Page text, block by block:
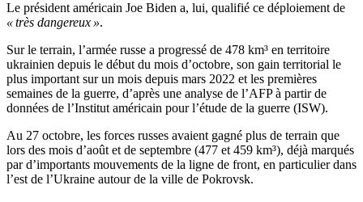
Le président américain Joe Biden a, lui, qualifié ce déploiement de
« très dangereux ».
Sur le terrain, l’armée russe a progressé de 478 km³ en territoire
ukrainien depuis le début du mois d’octobre, son gain territorial le
plus important sur un mois depuis mars 2022 et les premières
semaines de la guerre, d’après une analyse de l’AFP à partir de
données de l’Institut américain pour l’étude de la guerre (ISW).
Au 27 octobre, les forces russes avaient gagné plus de terrain que
lors des mois d’août et de septembre (477 et 459 km³), déjà marqués
par d’importants mouvements de la ligne de front, en particulier dans
l’est de l’Ukraine autour de la ville de Pokrovsk.